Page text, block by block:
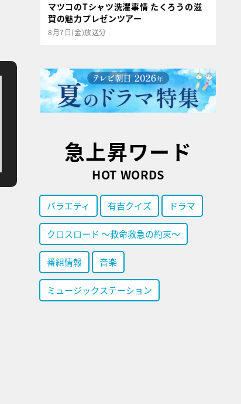
マツコのTシャツ洗濯事情 たくろうの滋
賀の魅力プレゼンツアー
8月7日(金)放送分
急上昇ワード
HOT WORDS
バラエティ 有吉クイズ ドラマ
クロスロード ～救命救急の約束～
番組情報 音楽
ミュージックステーション